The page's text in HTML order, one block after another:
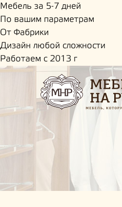
Мебель за 5-7 дней
По вашим параметрам
От Фабрики
Дизайн любой сложности
Работаем с 2013 г